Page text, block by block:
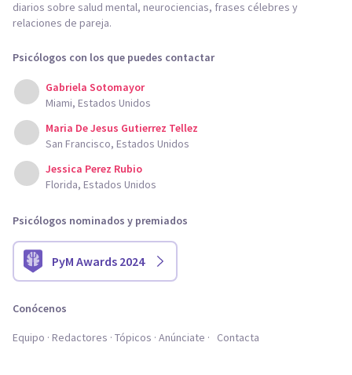
diarios sobre salud mental, neurociencias, frases célebres y
relaciones de pareja.
Psicólogos con los que puedes contactar
Gabriela Sotomayor
Miami, Estados Unidos
Maria De Jesus Gutierrez Tellez
San Francisco, Estados Unidos
Jessica Perez Rubio
Florida, Estados Unidos
Psicólogos nominados y premiados
PyM Awards 2024
Conócenos
Equipo Redactores Tópicos Anúnciate Contacta